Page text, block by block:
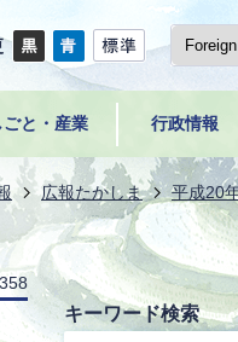
ごと・産業 行政情報
広報たかしま
平成20
キーワード検索